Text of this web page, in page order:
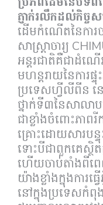
ភ្ញាក់រលឹកដល់កិច្ចស
ដើមកំណើតនៃកា
សាស្រ្តាចារ្យ
អន្តរជាតិគឺជាដំណ
មហន្តរាយនៃការផ្
ប្រទេសហ្វីលីពីន
ថ្នាក់ទី៣នៃសាលា
ជាខ្លាំងចំពោះភាព
គ្រោះដោយសារបន្ទុ
ទោះបីជាពួកគេស្ថិ
ហើយចាប់តាំងពីពេ
យ៉ាងខ្លាំងក្នុងការ
នៅក្នុងប្រទេសកំ